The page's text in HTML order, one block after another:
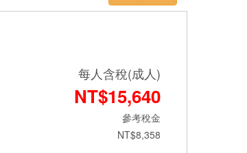
每人含稅(成人)
NT$15,640
參考稅金
NT$8,358